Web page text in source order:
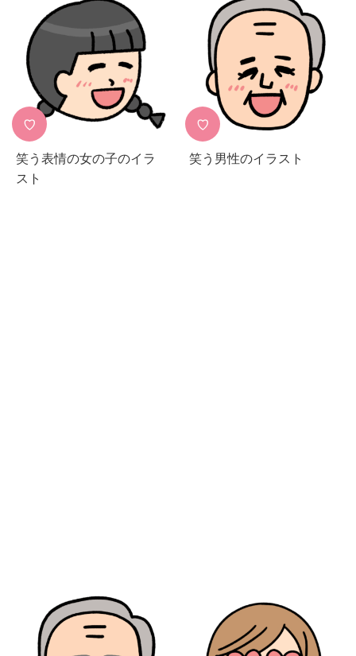
♡
笑う表情の女の子のイラ
スト
♡
笑う男性のイラスト